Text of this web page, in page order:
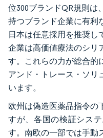
位300ブランドQR規則は
持つブランド企業に有利
日本は任意採用を推奨し
企業は高価値療法のシリ
す。これらの力が総合的
アンド・トレース・ソリ
います。
欧州は偽造医薬品指令の
すが、各国の検証シス
す。南欧の一部では手動